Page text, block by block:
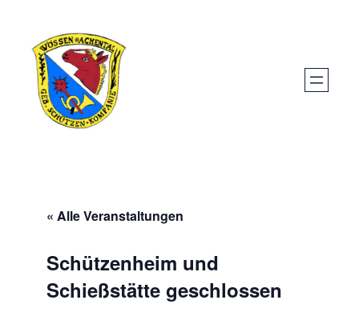
« Alle Veranstaltungen
Schützenheim und
Schießstätte geschlossen